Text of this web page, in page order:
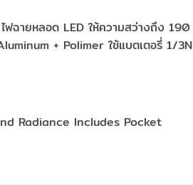
ฟฉายหลอด LED ให้ความสว่างถึง 190
+ Polimer ใช้แบตเตอรี่ 1/3N
Radiance Includes Pocket